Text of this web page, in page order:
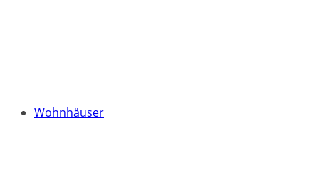
Wohnhäuser